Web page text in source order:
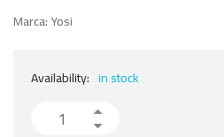
Marca:Yosi
Availability: in stock